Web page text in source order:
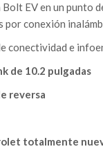
EV en un punto
por conexión
conectividad e
de 10.2 pulgadas
reversa
totalmente